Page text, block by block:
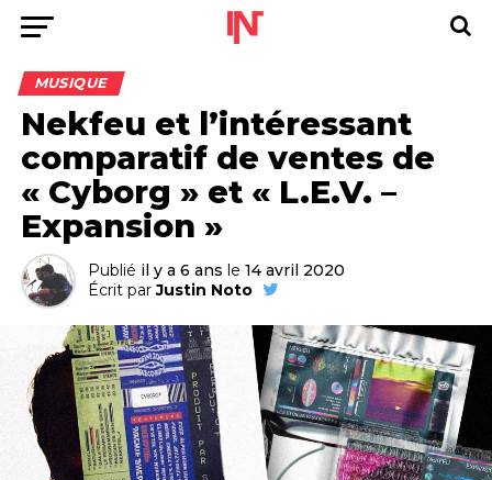
MUSIQUE
Nekfeu et l’intéressant
comparatif de ventes de
« Cyborg » et « L.E.V. –
Expansion »
Publié il y a 6 ans le 14 avril 2020
Écrit par Justin Noto